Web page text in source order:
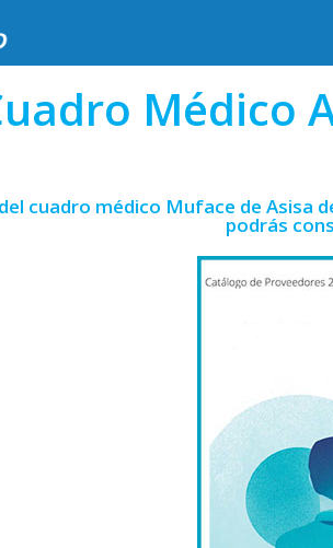
Médico
cuadro médico Muface de Asisa
podrás